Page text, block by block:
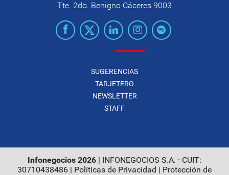
Tte. 2do. Benigno Cáceres 9003
SUGERENCIAS
TARJETERO
NEWSLETTER
STAFF
Infonegocios 2026 | INFONEGOCIOS S.A. · CUIT:
30710438486 | Políticas de Privacidad | Protección de